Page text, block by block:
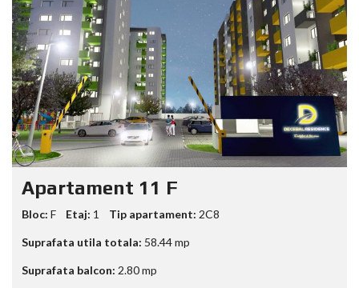
Apartament 11 F
Bloc: F Etaj: 1 Tip apartament: 2C8
Suprafata utila totala: 58.44mp
Suprafata balcon: 2.80mp